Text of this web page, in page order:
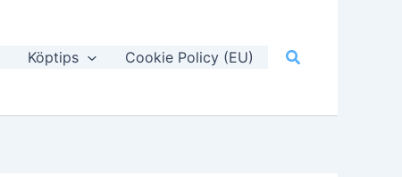
Köptips Cookie Policy (EU) Sök